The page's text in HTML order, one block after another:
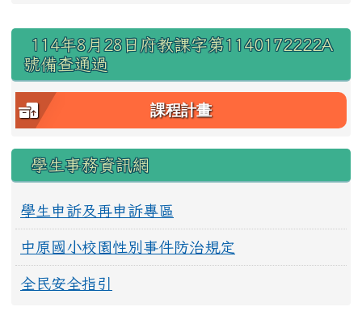
右邊區域內容
114年8月28日府教課字第1140172222A
號備查通過
課程計畫
學生事務資訊網
學生申訴及再申訴專區
中原國小校園性別事件防治規定
全民安全指引